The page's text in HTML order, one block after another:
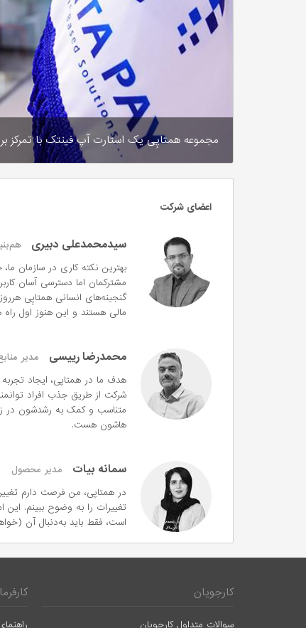
مجموعه همتاپِی یک استارت آپ فینتک با تمرکز
اعضای شرکت
سیدمحمدعلی دبیری
بهترین نکته کاری در سازمان
مشترکمان اما دسترسی آسان
گنجینه‌های انسانی همتاپِی
مالی هستند و این هنوز اول
محمدرضا رییسی
مدیر
هدف ما در همتاپی، ایجاد
شرکت از طریق جذب افراد
متناسب و کمک به رشدشون در
هاشون هست.
سمانه بیات
مدیر محصول
در همتاپی، من فرصت دارم
تغییرات را به وضوح ببینم. این
است، فقط باید به‌دنبال آن
کارجویان
سوالات متداول کارجویان